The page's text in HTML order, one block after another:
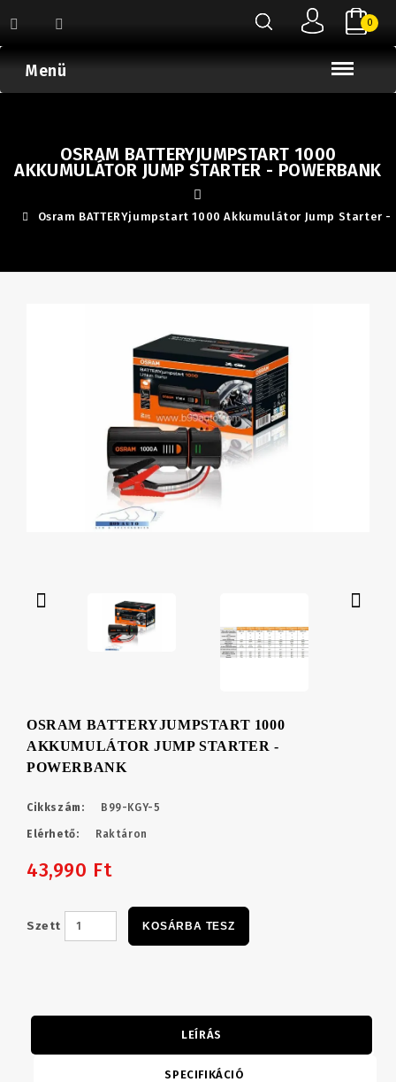
0
Menü
OSRAM BATTERYJUMPSTART 1000
AKKUMULÁTOR JUMP STARTER - POWERBANK
Osram BATTERYjumpstart 1000 Akkumulátor Jump Starter -
OSRAM BATTERYJUMPSTART 1000
AKKUMULÁTOR JUMP STARTER -
POWERBANK
Cikkszám: B99-KGY-5
Elérhető: Raktáron
43,990 Ft
Szett KOSÁRBA TESZ
LEÍRÁS
SPECIFIKÁCIÓ